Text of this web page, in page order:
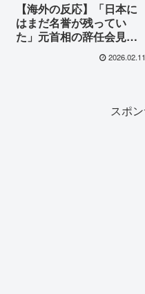
【海外の反応】「日本に
はまだ名誉が残ってい
た」元首相の辞任会見に
世界が衝撃！潔い引き際
に称賛の声が殺到 2026.02.11
スポ